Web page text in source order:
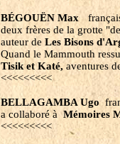
BÉGOUËN Max
deux frères de la grotte
auteur de Les Bisons
Quand le Mammouth
Tisik et Katé,aventures
<<<<<<<<<
BELLAGAMBA Ugo
a collaboré àMémoires
<<<<<<<<<